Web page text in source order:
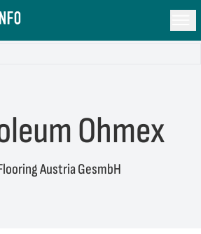
Ohmex
Austria GesmbH